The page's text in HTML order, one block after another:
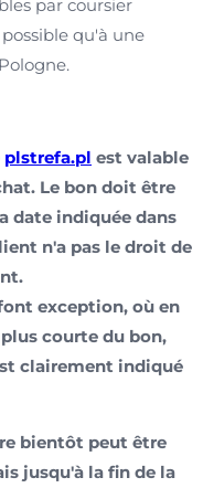
par coursier
qu'à une
plstrefa.pl est valable
Le bon doit être
date indiquée dans
n'a pas le droit de
exception, où en
courte du bon,
clairement indiqué
bientôt peut être
jusqu'à la fin de la